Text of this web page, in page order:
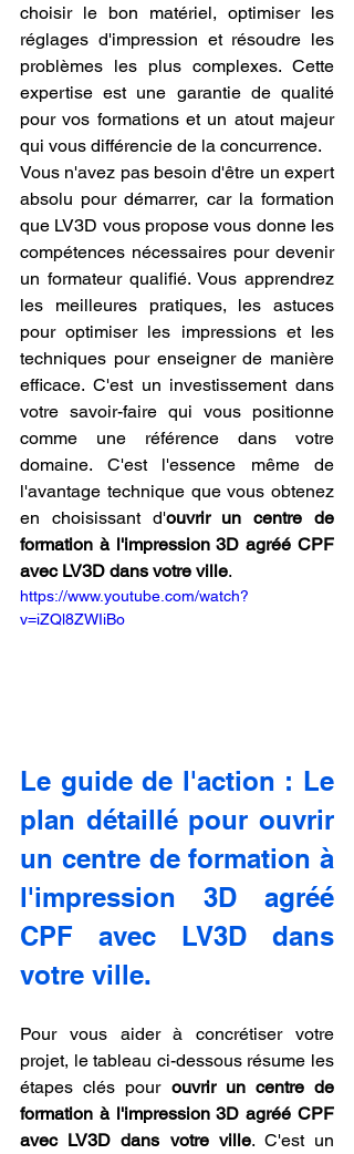
choisir le bon matériel, optimiser les
réglages d'impression et résoudre les
problèmes les plus complexes. Cette
expertise est une garantie de qualité
pour vos formations et un atout majeur
qui vous différencie de la concurrence.
Vous n'avez pas besoin d'être un expert
absolu pour démarrer, car la formation
que LV3D vous propose vous donne les
compétences nécessaires pour devenir
un formateur qualifié. Vous apprendrez
les meilleures pratiques, les astuces
pour optimiser les impressions et les
techniques pour enseigner de manière
efficace. C'est un investissement dans
votre savoir-faire qui vous positionne
comme une référence dans votre
domaine. C'est l'essence même de
l'avantage technique que vous obtenez
en choisissant d'ouvrir un centre de
formation à l'impression 3D agréé CPF
avec LV3D dans votre ville.
https://www.youtube.com/watch?
v=iZQl8ZWIiBo
Le guide de l'action : Le
plan détaillé pour ouvrir
un centre de formation à
l'impression 3D agréé
CPF avec LV3D dans
votre ville.
Pour vous aider à concrétiser votre
projet, le tableau ci-dessous résume les
étapes clés pour ouvrir un centre de
formation à l'impression 3D agréé CPF
avec LV3D dans votre ville. C'est un